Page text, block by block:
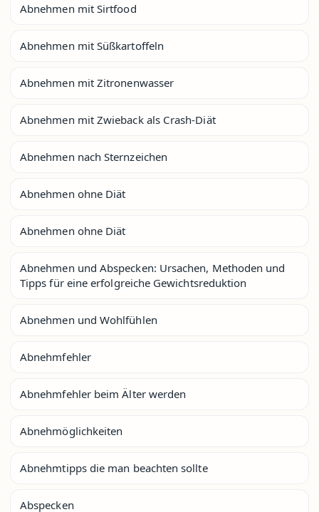
Abnehmen mit Sirtfood
Abnehmen mit Süßkartoffeln
Abnehmen mit Zitronenwasser
Abnehmen mit Zwieback als Crash-Diät
Abnehmen nach Sternzeichen
Abnehmen ohne Diät
Abnehmen ohne Diät
Abnehmen und Abspecken: Ursachen, Methoden und
Tipps für eine erfolgreiche Gewichtsreduktion
Abnehmen und Wohlfühlen
Abnehmfehler
Abnehmfehler beim Älter werden
Abnehmöglichkeiten
Abnehmtipps die man beachten sollte
Abspecken